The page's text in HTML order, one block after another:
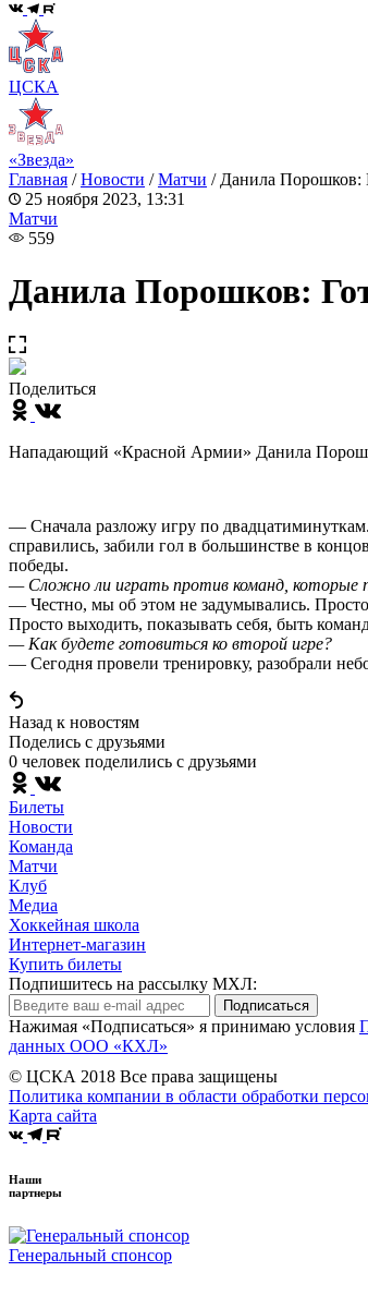
ЦСКА
«Звезда»
Главная /Новости /Матчи / Данила Порошков:
25 ноября 2023, 13:31
Матчи
559
Данила Порошков:
Поделиться
Нападающий «Красной Армии» Данила
— Сначала разложу игру по
справились, забили гол в большинстве в
победы.
— Сложно ли играть против команд, которые
— Честно, мы об этом не задумывались. Просто
Просто выходить, показывать себя, быть
— Как будете готовиться ко второй игре?
— Сегодня провели тренировку, разобрали
Назад к новостям
Поделись c друзьями
0 человек поделились c друзьями
Билеты
Новости
Команда
Матчи
Клуб
Медиа
Хоккейная школа
Интернет-магазин
Купить билеты
Подпишитесь на рассылку МХЛ:
Подписаться
Нажимая «Подписаться» я принимаю условия
данных ООО «КХЛ»
© ЦСКА 2018 Все права защищены
Политика компании в области обработки
Карта сайта
Наши
партнеры
Генеральный спонсор